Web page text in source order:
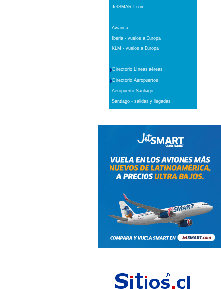
JetSMART.com
Avianca
Iberia - vuelos a Europa
KLM - vuelos a Europa
Directorio Líneas aéreas
Directorio Aeropuertos
Aeropuerto Santiago
Santiago - salidas y llegadas